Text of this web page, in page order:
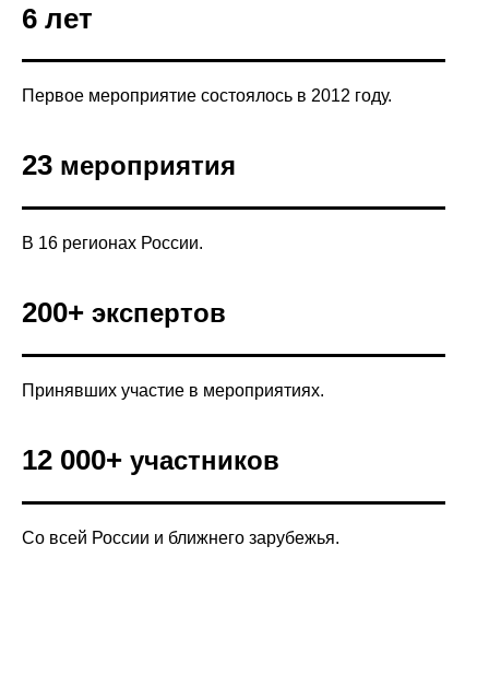
6 лет
Первое мероприятие состоялось в 2012 году.
23 мероприятия
В 16 регионах России.
200+ экспертов
Принявших участие в мероприятиях.
12 000+ участников
Со всей России и ближнего зарубежья.